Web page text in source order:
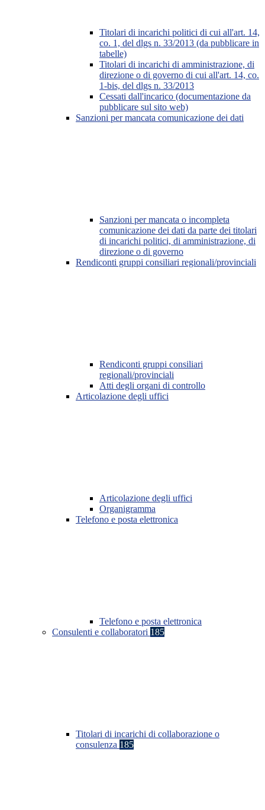
Titolari di incarichi politici di cui all'art. 14,
co. 1, del dlgs n. 33/2013 (da pubblicare in
tabelle)
Titolari di incarichi di amministrazione, di
direzione o di governo di cui all'art. 14, co.
1-bis, del dlgs n. 33/2013
Cessati dall'incarico (documentazione da
pubblicare sul sito web)
Sanzioni per mancata comunicazione dei dati
Sanzioni per mancata o incompleta
comunicazione dei dati da parte dei titolari
di incarichi politici, di amministrazione, di
direzione o di governo
Rendiconti gruppi consiliari regionali/provinciali
Rendiconti gruppi consiliari
regionali/provinciali
Atti degli organi di controllo
Articolazione degli uffici
Articolazione degli uffici
Organigramma
Telefono e posta elettronica
Telefono e posta elettronica
Consulenti e collaboratori 185
Titolari di incarichi di collaborazione o
consulenza 185